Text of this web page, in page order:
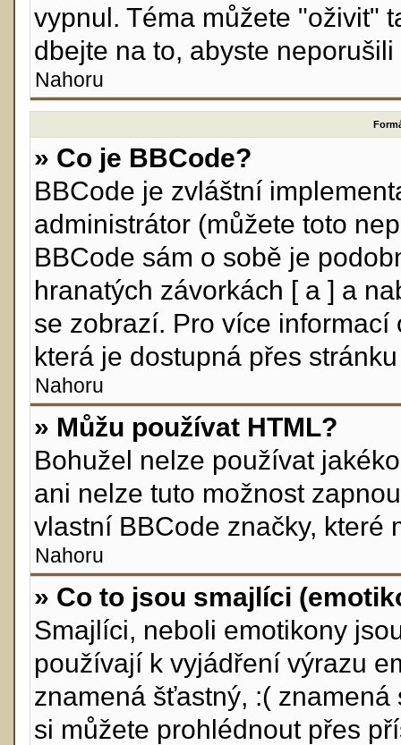
vypnul. Téma můžete "oživit"
dbejte na to, abyste
Nahoru
» Co je BBCode?
BBCode je zvláštní
administrátor (můžete toto
BBCode sám o sobě je
hranatých závorkách [ a ] a
se zobrazí. Pro více
která je dostupná přes
Nahoru
» Můžu používat HTML?
Bohužel nelze používat
ani nelze tuto možnost
vlastní BBCode značky, které
Nahoru
» Co to jsou smajlíci
Smajlíci, neboli emotikony
používají k vyjádření výrazu
znamená šťastný, :(
si můžete prohlédnout přes